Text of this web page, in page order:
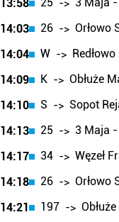
13:58
->
14:03
26 -> Orłowo
14:04
W -> Redłowo
14:09
K -> Obłuże
14:10
S -> Sopot
14:13
25 -> 3 Maja
14:17
34 -> Węzeł
14:18
26 -> Orłowo
14:21
197 ->